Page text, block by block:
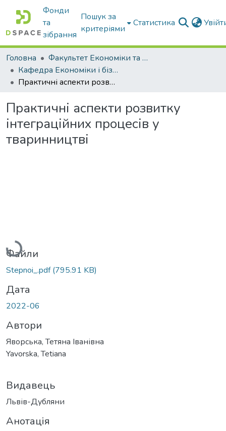
Фонди
та
зібрання
Пошук за
критеріями
Статистика
Головна
Факультет Економіки та бізнесу
Кафедра Економіки і бізнесу
Практичні аспекти розвитку інтеграційних процесів у тваринництві
Практичні аспекти розвитку
інтеграційних процесів у
тваринництві
Вантажиться...
Файли
Stepnoi_.pdf(795.91 KB)
Дата
2022-06
Автори
Яворська, Тетяна Іванівна
Yavorska, Tetiana
Видавець
Львів-Дубляни
Анотація